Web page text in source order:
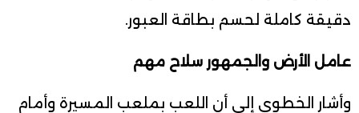
دقيقة كاملة لحسم بطاقة العبور.
عامل الأرض والجمهور سلاح مهم
وأشار الخطوي إلى أن اللعب بملعب المسيرة وأمام